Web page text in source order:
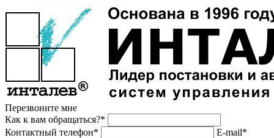
Перезвоните мне
Как к вам обращаться?*
Контактный телефон*
E-mail*